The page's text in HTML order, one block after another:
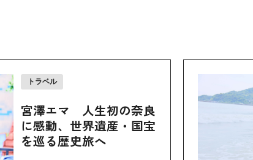
トラベル
宮澤エマ 人生初の奈良
に感動、世界遺産・国宝
を巡る歴史旅へ